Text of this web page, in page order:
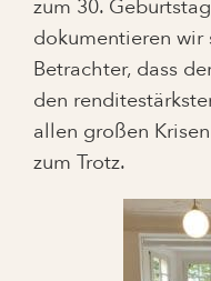
zum 30.
dokumentieren wir
Betrachter, dass
den
allen großen
zum Trotz.